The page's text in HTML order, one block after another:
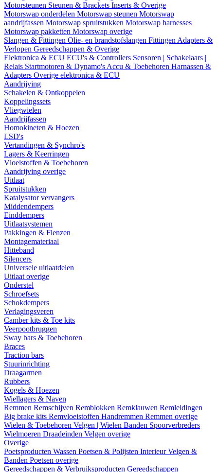
Motorsteunen Steunen & Brackets Inserts & Overige
Motorswap onderdelen Motorswap steunen Motorswap
aandrijfassen Motorswap spruitstukken Motorswap harnesses
Motorswap pakketten Motorswap overige
Slangen & Fittingen Olie- en brandstofslangen Fittingen Adapters &
Verlopen Gereedschappen & Overige
Elektronica & ECU ECU's & Controllers Sensoren | Schakelaars |
Relais Startmotoren & Dynamo's Accu & Toebehoren Harnassen &
Adapters Overige elektronica & ECU
Aandrijving
Schakelen & Ontkoppelen
Koppelingssets
Vliegwielen
Aandrijfassen
Homokineten & Hoezen
LSD's
Vertandingen & Synchro's
Lagers & Keerringen
Vloeistoffen & Toebehoren
Aandrijving overige
Uitlaat
Spruitstukken
Katalysator vervangers
Middendempers
Einddempers
Uitlaatsystemen
Pakkingen & Flenzen
Montagemateriaal
Hitteband
Silencers
Universele uitlaatdelen
Uitlaat overige
Onderstel
Schroefsets
Schokdempers
Verlagingsveren
Camber kits & Toe kits
Veerpootbruggen
Sway bars & Toebehoren
Braces
Traction bars
Stuurinrichting
Draagarmen
Rubbers
Kogels & Hoezen
Wiellagers & Naven
Remmen Remschijven Remblokken Remklauwen Remleidingen
Big brake kits Remvloeistoffen Handremmen Remmen overige
Wielen & Toebehoren Velgen | Wielen Banden Spoorverbreders
Wielmoeren Draadeinden Velgen overige
Overige
Poetsproducten Wassen Poetsen & Polijsten InterieurVelgen &
Banden Poetsen overige
Gereedschappen & Verbruiksproducten Gereedschappen